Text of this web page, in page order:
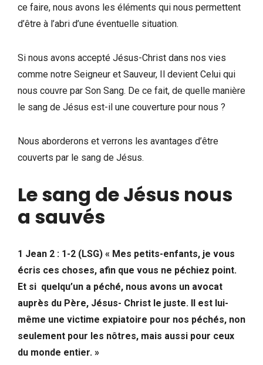
ce faire, nous avons les éléments qui nous permettent
d’être à l’abri d’une éventuelle situation.
Si nous avons accepté Jésus-Christ dans nos vies
comme notre Seigneur et Sauveur, Il devient Celui qui
nous couvre par Son Sang. De ce fait, de quelle manière
le sang de Jésus est-il une couverture pour nous ?
Nous aborderons et verrons les avantages d’être
couverts par le sang de Jésus.
Le sang de Jésus nous
a sauvés
1 Jean 2 : 1-2 (LSG) « Mes petits-enfants, je vous
écris ces choses, afin que vous ne péchiez point.
Et si quelqu’un a péché, nous avons un avocat
auprès du Père, Jésus- Christ le juste. Il est lui-
même une victime expiatoire pour nos péchés, non
seulement pour les nôtres, mais aussi pour ceux
du monde entier. »